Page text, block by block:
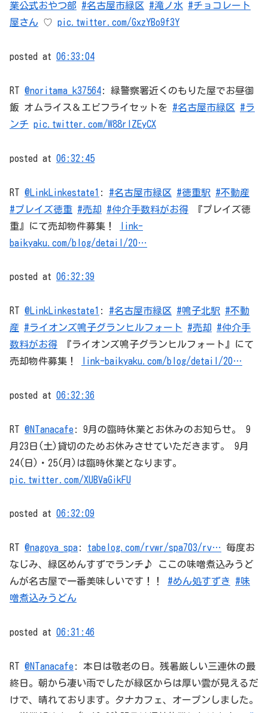
業公式おやつ部 #名古屋市緑区 #滝ノ水 #チョコレート
屋さん ♡ pic.twitter.com/GxzYBo9f3Y
posted at 06:33:04
RT @noritama_k37564: 緑警察署近くのもりた屋でお昼御
飯 オムライス＆エビフライセットを #名古屋市緑区
#ラ
ンチ pic.twitter.com/W88rIZEyCX
posted at 06:32:45
RT @LinkLinkestate1 : #名古屋市緑区 #徳重駅 #不動産
#プレイズ徳重 #売却 #仲介手数料がお得 『プレイズ徳
重』にて売却物件募集！
link-
baikyaku.com/blog/detail/20…
posted at 06:32:39
RT @LinkLinkestate1 : #名古屋市緑区 #鳴子北駅 #不動
産 #ライオンズ鳴子グランヒルフォート #売却
#仲介手
数料がお得 『ライオンズ鳴子グランヒルフォート』にて
売却物件募集！
link-baikyaku.com/blog/detail/20…
posted at 06:32:36
RT @NTanacafe : 9月の臨時休業とお休みのお知らせ。 9
月23日(土)貸切のためお休みさせていただきます。 9月
24(日)・25(月)は臨時休業となります。
pic.twitter.com/XUBVaGikFU
posted at 06:32:09
RT @nagoya_spa: tabelog.com/rvwr/spa703/rv…
毎度お
なじみ、緑区めんすずでランチ♪ ここの味噌煮込みうど
んが名古屋で一番美味しいです！！ #めん処すずき
#味
噌煮込みうどん
posted at 06:31:46
RT @NTanacafe : 本日は敬老の日。残暑厳しい三連休の最
終日。朝から凄い雨でしたが緑区からは厚い雲が見えるだ
けで、晴れております。タナカフェ、オープンしました。